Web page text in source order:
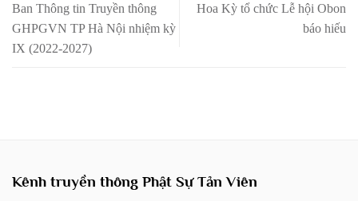
Ban Thông tin Truyền thông
GHPGVN TP Hà Nội nhiệm kỳ
IX (2022-2027)
Hoa Kỳ tổ chức Lễ hội Obon
báo hiếu
Kênh truyền thông Phật Sự Tản Viên